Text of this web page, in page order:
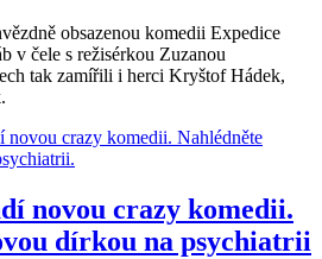
obsazenou komedii Expedice
v čele s režisérkou Zuzanou
tak zamířili i herci Kryštof Hádek,
novou crazy komedii.
dírkou na psychiatrii